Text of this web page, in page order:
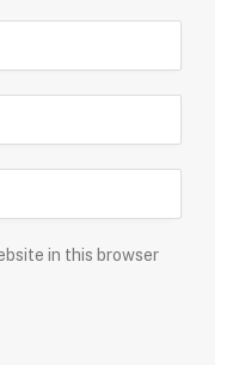
in this browser